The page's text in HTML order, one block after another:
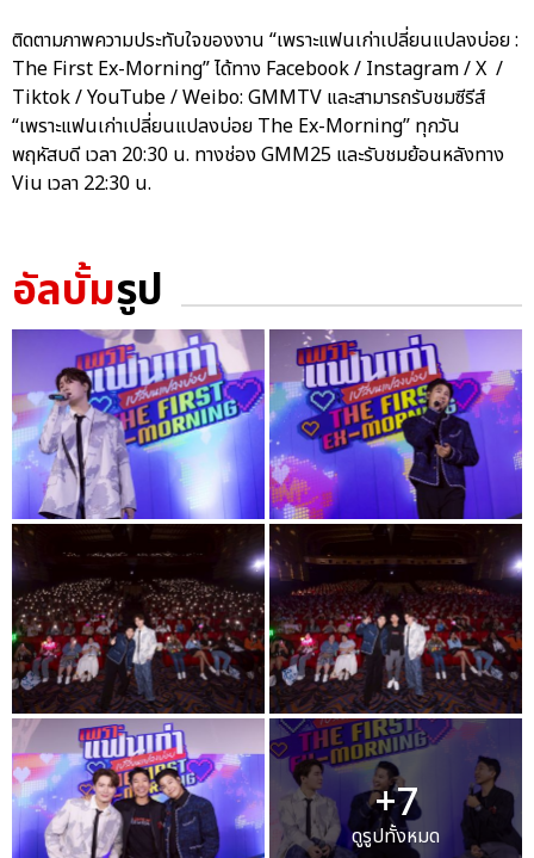
ติดตามภาพความประทับใจของงาน “เพราะแฟนเก่าเปลี่ยนแปลงบ่อย :
The First Ex-Morning” ได้ทาง Facebook / Instagram / X /
Tiktok / YouTube / Weibo: GMMTV และสามารถรับชมซีรีส์
“เพราะแฟนเก่าเปลี่ยนแปลงบ่อย The Ex-Morning” ทุกวัน
พฤหัสบดี เวลา 20:30 น. ทางช่อง GMM25 และรับชมย้อนหลังทาง
Viu เวลา 22:30 น.
อัลบั้มรูป
+7
ดูรูปทั้งหมด